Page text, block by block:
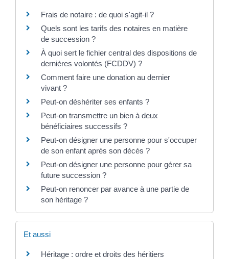
Frais de notaire : de quoi s'agit-il ?
Quels sont les tarifs des notaires en matière
de succession ?
À quoi sert le fichier central des dispositions de
dernières volontés (FCDDV) ?
Comment faire une donation au dernier
vivant ?
Peut-on déshériter ses enfants ?
Peut-on transmettre un bien à deux
bénéficiaires successifs ?
Peut-on désigner une personne pour s'occuper
de son enfant après son décès ?
Peut-on désigner une personne pour gérer sa
future succession ?
Peut-on renoncer par avance à une partie de
son héritage ?
Et aussi
Héritage : ordre et droits des héritiers